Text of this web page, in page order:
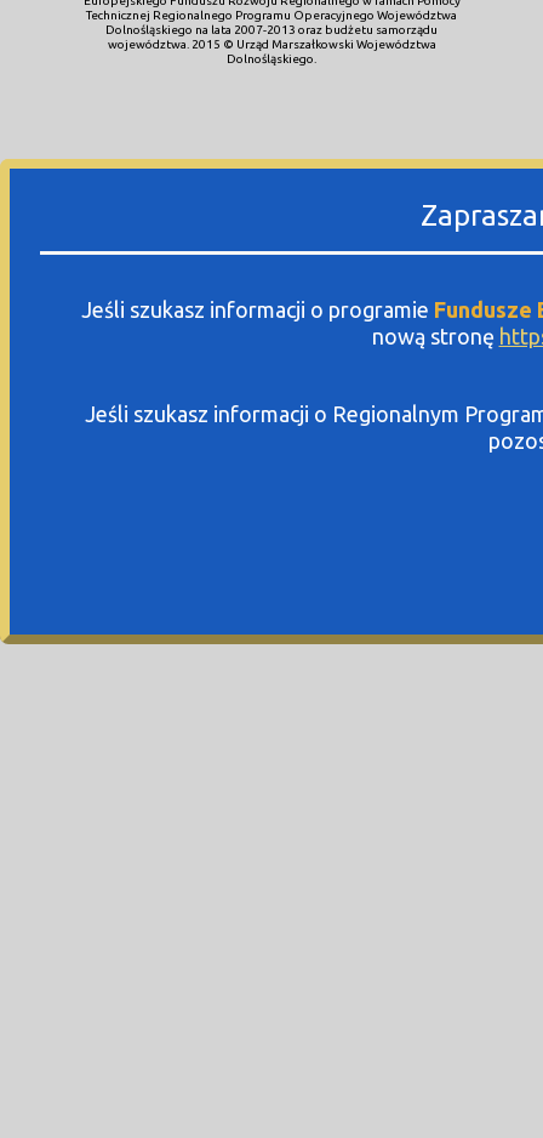
Technicznej Regionalnego Programu Operacyjnego Województwa
Dolnośląskiego na lata 2007-2013 oraz budżetu samorządu
województwa. 2015 © Urząd Marszałkowski Województwa
Dolnośląskiego.
Jeśli szukasz informacji o programie Fundusze
nową stronę
Jeśli szukasz informacji o Regionalnym